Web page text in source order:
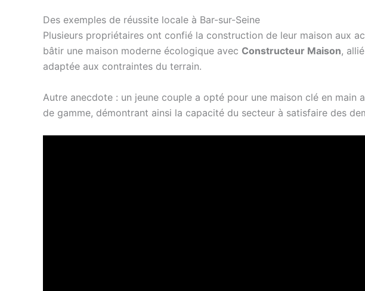
Des exemples de réussite locale à Bar-sur-Seine
Plusieurs propriétaires ont confié la construction de leur maison aux
bâtir une maison moderne écologique avec Constructeur Maison,
adaptée aux contraintes du terrain.
Autre anecdote : un jeune couple a opté pour une maison clé en main
de gamme, démontrant ainsi la capacité du secteur à satisfaire des